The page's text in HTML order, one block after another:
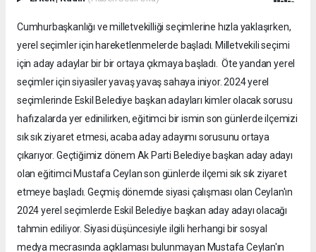
Cumhurbaşkanlığı ve milletvekilliği seçimlerine hızla yaklaşırken,
yerel seçimler için hareketlenmelerde başladı. Milletvekili seçimi
için aday adaylar bir bir ortaya çıkmaya başladı. Öte yandan yerel
seçimler için siyasiler yavaş yavaş sahaya iniyor. 2024 yerel
seçimlerinde Eskil Belediye başkan adayları kimler olacak sorusu
hafızalarda yer edinilirken, eğitimci bir ismin son günlerde ilçemizi
sık sık ziyaret etmesi, acaba aday adayımı sorusunu ortaya
çıkarıyor. Geçtiğimiz dönem Ak Parti Belediye başkan aday adayı
olan eğitimci Mustafa Ceylan son günlerde ilçemi sık sık ziyaret
etmeye başladı. Geçmiş dönemde siyasi çalışması olan Ceylan'ın
2024 yerel seçimlerde Eskil Belediye başkan aday adayı olacağı
tahmin ediliyor. Siyasi düşüncesiyle ilgili herhangi bir sosyal
medya mecrasında açıklaması bulunmayan Mustafa Ceylan'ın